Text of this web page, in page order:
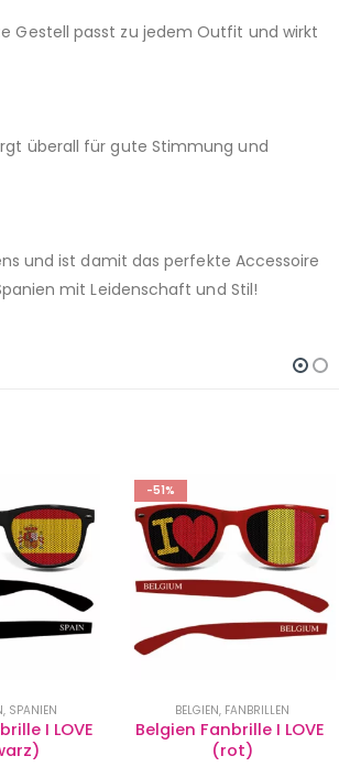
Gestell passt zu jedem Outfit und wirkt
überall für gute Stimmung und
und ist damit das perfekte Accessoire
mit Leidenschaft und Stil!
I LOVE
-51%
BELGIEN, FANBRILLEN
Belgien Fanbrille Rot
Flagge